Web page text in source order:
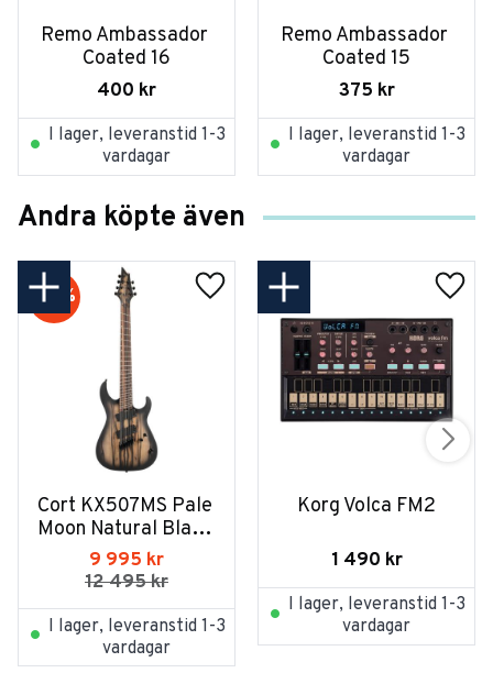
Remo Ambassador
Coated 16
400 kr
I lager, leveranstid 1-3
vardagar
Remo Ambassador
Coated 15
375 kr
I lager, leveranstid 1-3
vardagar
Andra köpte även
Cort KX507MS Pale
Moon Natural Black
Burst
9 995 kr
12 495kr
20 %
I lager, leveranstid 1-3
vardagar
Korg Volca FM2
1 490 kr
I lager, leveranstid 1-3
vardagar